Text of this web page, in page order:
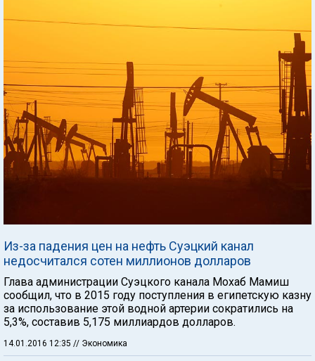
Из-за падения цен на нефть Суэцкий канал
недосчитался сотен миллионов долларов
Глава администрации Суэцкого канала Мохаб Мамиш
сообщил, что в 2015 году поступления в египетскую казну
за использование этой водной артерии сократились на
5,3%, составив 5,175 миллиардов долларов.
14.01.2016 12:35 // Экономика